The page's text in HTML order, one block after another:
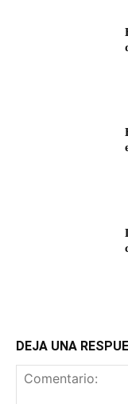
DEJA UNA